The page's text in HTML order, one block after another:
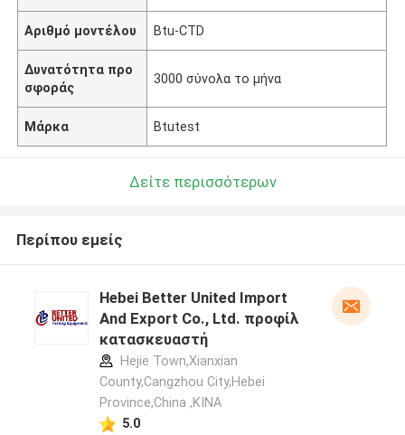
Αριθμό μοντέλου Btu-CTD
Δυνατότητα προ
σφοράς
3000 σύνολα το μήνα
Μάρκα Btutest
Δείτε περισσότερων
Περίπου εμείς
Hebei Better United Import
And Export Co., Ltd. προφίλ
κατασκευαστή
Hejie Town,Xianxian
County,Cangzhou City,Hebei
Province,China ,ΚΙΝΑ
5.0